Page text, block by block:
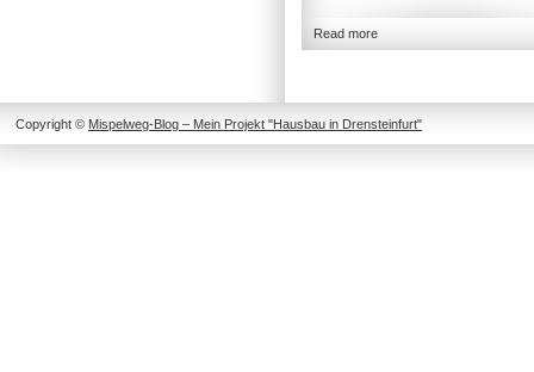
Read more
Copyright © Mispelweg-Blog – Mein Projekt "Hausbau in Drensteinfurt"